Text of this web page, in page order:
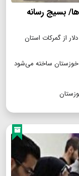
بسیج رسانه
از یک میلیارد و ۳۰ میلیون دلار از گمرکات استان